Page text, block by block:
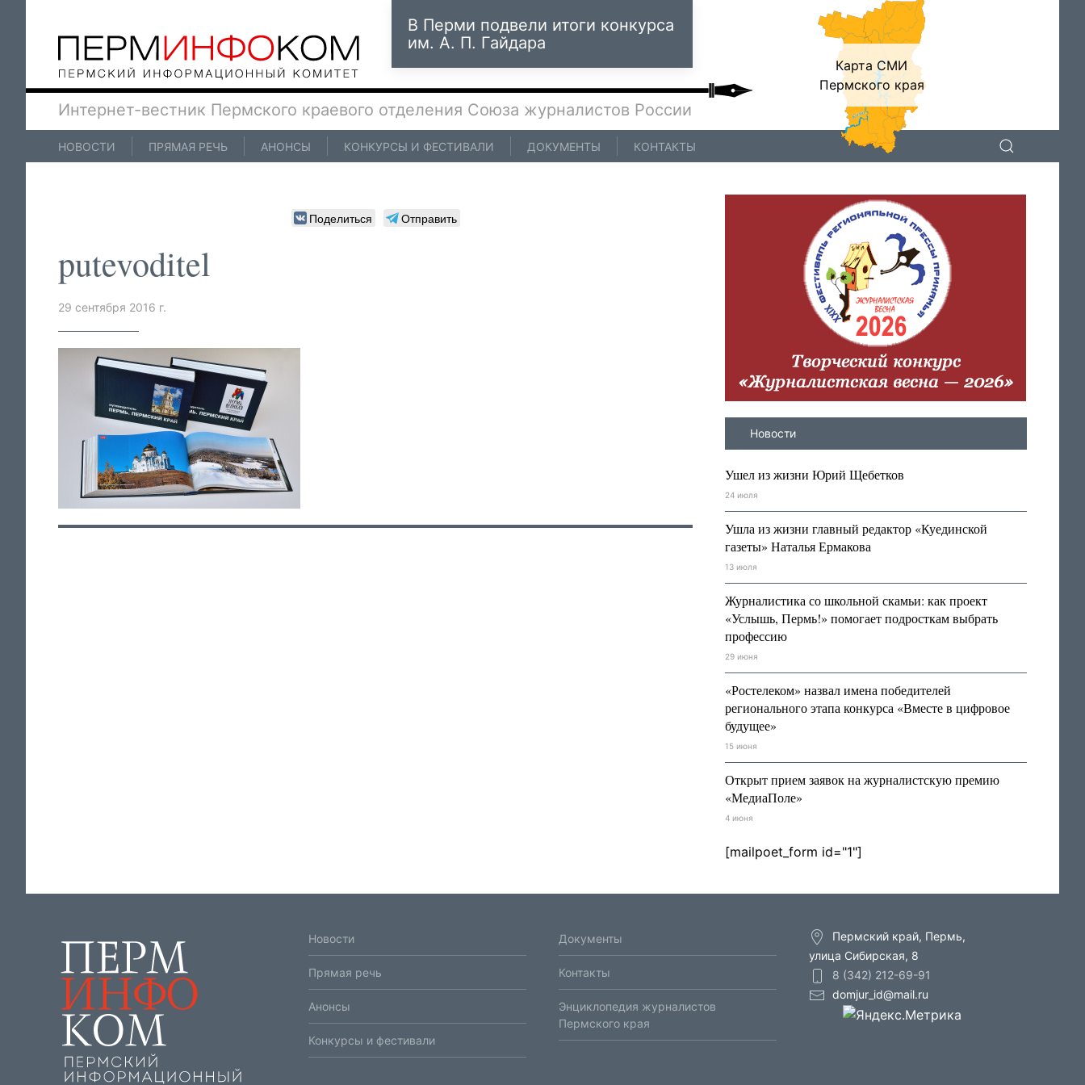
В Перми подвели итоги конкурса
им. А. П. Гайдара
Карта СМИ
Пермского края
Интернет-вестник Пермского краевого отделения Союза журналистов России
НОВОСТИ ПРЯМАЯ РЕЧЬ АНОНСЫ КОНКУРСЫ И ФЕСТИВАЛИ ДОКУМЕНТЫ КОНТАКТЫ
Поделиться Отправить
putevoditel
29 сентября 2016 г.
Новости
Ушел из жизни Юрий Щебетков
24 июля
Ушла из жизни главный редактор «Куединской
газеты» Наталья Ермакова
13 июля
Журналистика со школьной скамьи: как проект
«Услышь, Пермь!» помогает подросткам выбрать
профессию
29 июня
«Ростелеком» назвал имена победителей
регионального этапа конкурса «Вместе в цифровое
будущее»
15 июня
Открыт прием заявок на журналистскую премию
«МедиаПоле»
4 июня
[mailpoet_form id="1"]
Новости
Прямая речь
Анонсы
Конкурсы и фестивали
Документы
Контакты
Энциклопедия журналистов
Пермского края
Пермский край, Пермь,
улица Сибирская, 8
8 (342) 212-69-91
domjur_id@mail.ru